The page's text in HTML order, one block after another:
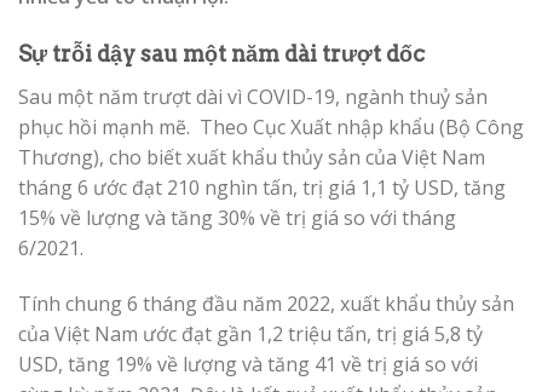
Sự trỗi dậy sau một năm dài trượt dốc
Sau một năm trượt dài vì COVID-19, ngành thuỷ sản
phục hồi mạnh mẽ. Theo Cục Xuất nhập khẩu (Bộ Công
Thương), cho biết xuất khẩu thủy sản của Việt Nam
tháng 6 ước đạt 210 nghìn tấn, trị giá 1,1 tỷ USD, tăng
15% về lượng và tăng 30% về trị giá so với tháng
6/2021.
Tính chung 6 tháng đầu năm 2022, xuất khẩu thủy sản
của Việt Nam ước đạt gần 1,2 triệu tấn, trị giá 5,8 tỷ
USD, tăng 19% về lượng và tăng 41 về trị giá so với